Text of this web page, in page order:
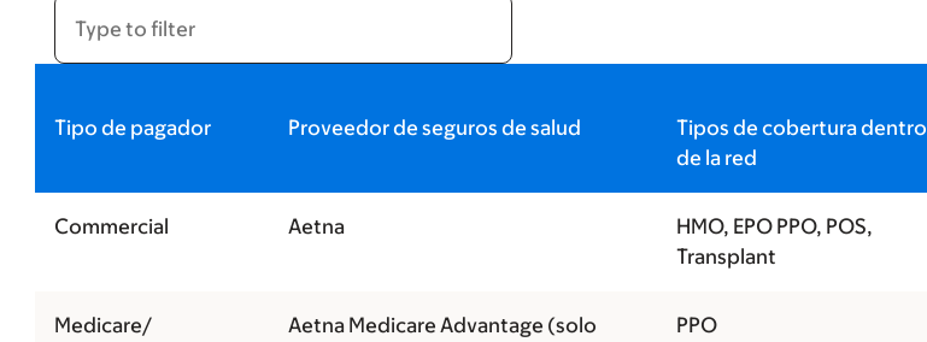
Tipo de pagador Proveedor de seguros de salud
Tipos de cobertura dentro
de la red
Commercial Aetna
HMO, EPO PPO, POS,
Transplant
Medicare/
Aetna Medicare Advantage (solo
PPO